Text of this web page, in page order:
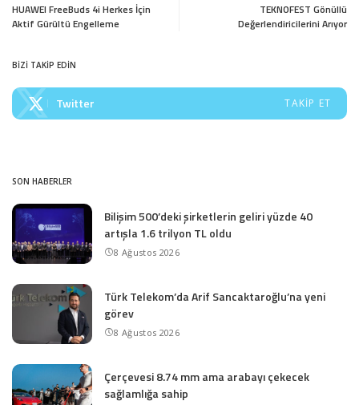
HUAWEI FreeBuds 4i Herkes İçin
Aktif Gürültü Engelleme
TEKNOFEST Gönüllü
Değerlendiricilerini Arıyor
BİZİ TAKİP EDİN
Twitter TAKIP ET
SON HABERLER
Bilişim 500’deki şirketlerin geliri yüzde 40
artışla 1.6 trilyon TL oldu
8 Ağustos 2026
Türk Telekom’da Arif Sancaktaroğlu’na yeni
görev
8 Ağustos 2026
Çerçevesi 8.74 mm ama arabayı çekecek
sağlamlığa sahip